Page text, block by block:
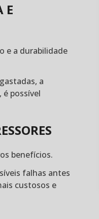
E
e a durabilidade
a
possível
benefícios.
falhas antes
custosos e